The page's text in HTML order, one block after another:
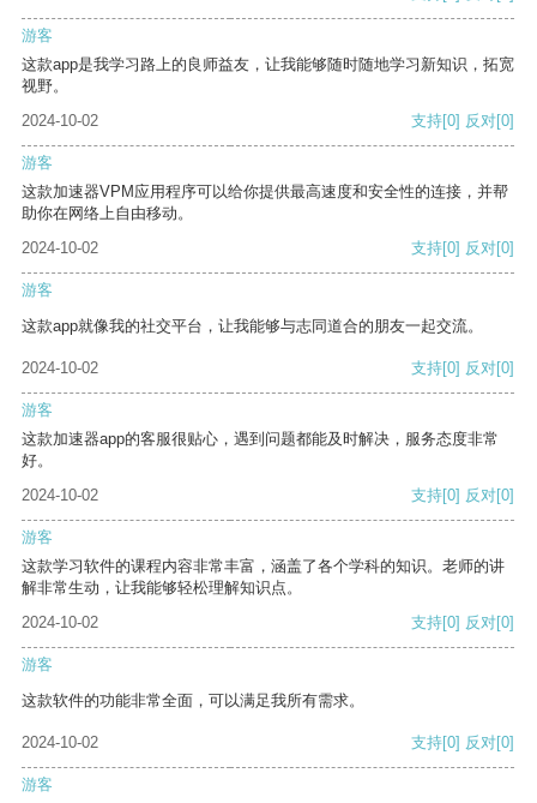
游客
这款app是我学习路上的良师益友，让我能够随时随地学习新知识，拓宽
视野。
2024-10-02
支持[0] 反对[0]
游客
这款加速器VPM应用程序可以给你提供最高速度和安全性的连接，并帮
助你在网络上自由移动。
2024-10-02
支持[0] 反对[0]
游客
这款app就像我的社交平台，让我能够与志同道合的朋友一起交流。
2024-10-02 支持[0] 反对[0]
游客
这款加速器app的客服很贴心，遇到问题都能及时解决，服务态度非常
好。
2024-10-02
支持[0] 反对[0]
游客
这款学习软件的课程内容非常丰富，涵盖了各个学科的知识。老师的讲
解非常生动，让我能够轻松理解知识点。
2024-10-02
支持[0] 反对[0]
游客
这款软件的功能非常全面，可以满足我所有需求。
2024-10-02 支持[0] 反对[0]
游客